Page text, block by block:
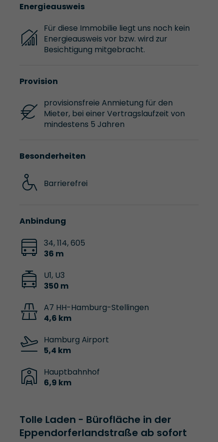
Energieausweis
Für diese Immobilie liegt uns noch kein
Energieausweis vor bzw. wird zur
Besichtigung mitgebracht.
Provision
provisionsfreie Anmietung für den
Mieter, bei einer Vertragslaufzeit von
mindestens 5 Jahren
Besonderheiten
Barrierefrei
Anbindung
34, 114, 605
36 m
U1, U3
350 m
A7 HH-Hamburg-Stellingen
4,6 km
Hamburg Airport
5,4 km
Hauptbahnhof
6,9 km
Tolle Laden - Bürofläche in der
Eppendorferlandstraße ab sofort